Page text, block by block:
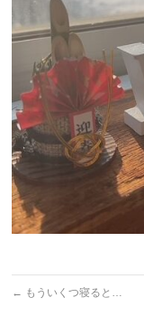
← もういくつ寝ると…